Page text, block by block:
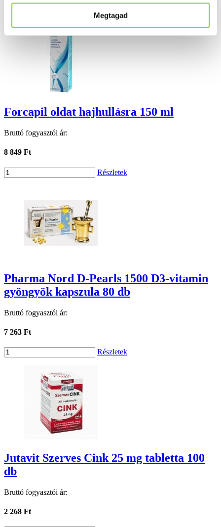
Megtagad
Forcapil oldat hajhullásra 150 ml
Bruttó fogyasztói ár:
8 849 Ft
Részletek
Pharma Nord D-Pearls 1500 D3-vitamin
gyöngyök kapszula 80 db
Bruttó fogyasztói ár:
7 263 Ft
Részletek
Jutavit Szerves Cink 25 mg tabletta 100
db
Bruttó fogyasztói ár:
2 268 Ft